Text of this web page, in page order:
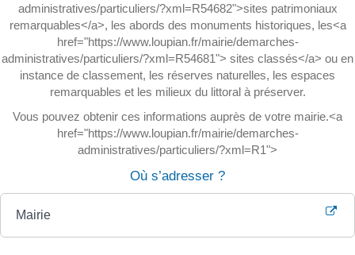
administratives/particuliers/?xml=R54682">sites patrimoniaux
remarquables</a>, les abords des monuments historiques, les<a
href="https://www.loupian.fr/mairie/demarches-
administratives/particuliers/?xml=R54681"> sites classés</a> ou en
instance de classement, les réserves naturelles, les espaces
remarquables et les milieux du littoral à préserver.
Vous pouvez obtenir ces informations auprès de votre mairie.<a
href="https://www.loupian.fr/mairie/demarches-
administratives/particuliers/?xml=R1">
Où s’adresser ?
Mairie